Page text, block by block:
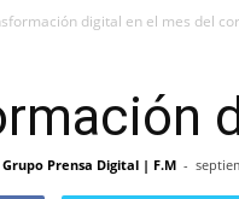
digital en el mes del
Prensa Digital | F.M -